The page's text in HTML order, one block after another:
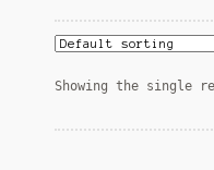
Showing the single